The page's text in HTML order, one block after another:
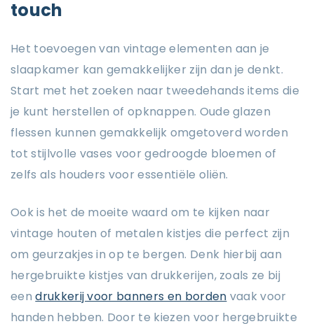
touch
Het toevoegen van vintage elementen aan je
slaapkamer kan gemakkelijker zijn dan je denkt.
Start met het zoeken naar tweedehands items die
je kunt herstellen of opknappen. Oude glazen
flessen kunnen gemakkelijk omgetoverd worden
tot stijlvolle vases voor gedroogde bloemen of
zelfs als houders voor essentiële oliën.
Ook is het de moeite waard om te kijken naar
vintage houten of metalen kistjes die perfect zijn
om geurzakjes in op te bergen. Denk hierbij aan
hergebruikte kistjes van drukkerijen, zoals ze bij
eendrukkerij voor banners en borden vaak voor
handen hebben. Door te kiezen voor hergebruikte